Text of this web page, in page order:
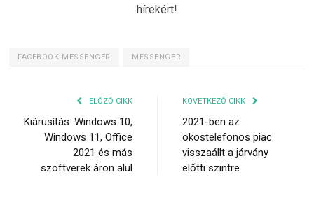
hírekért!
FACEBOOK MESSENGER MESSENGER
ELŐZŐ CIKK
Kiárusítás: Windows 10,
Windows 11, Office
2021 és más
szoftverek áron alul
KÖVETKEZŐ CIKK
2021-ben az
okostelefonos piac
visszaállt a járvány
előtti szintre